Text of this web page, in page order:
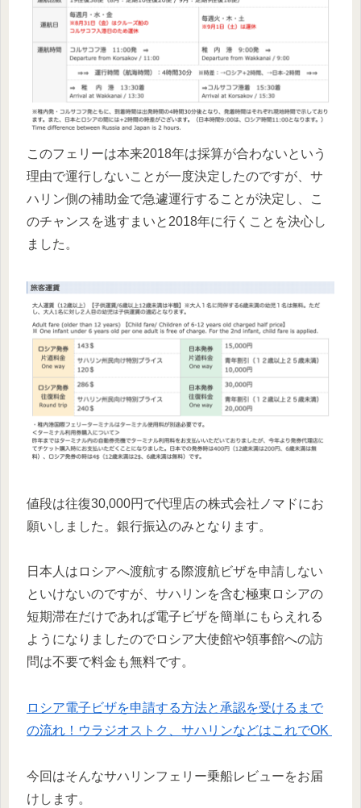
このフェリーは本来2018年は採算が合わないという
理由で運行しないことが一度決定したのですが、サ
ハリン側の補助金で急遽運行することが決定し、こ
のチャンスを逃すまいと2018年に行くことを決心し
ました。
値段は往復30,000円で代理店の株式会社ノマドにお
願いしました。銀行振込のみとなります。
日本人はロシアへ渡航する際渡航ビザを申請しない
といけないのですが、サハリンを含む極東ロシアの
短期滞在だけであれば電子ビザを簡単にもらえれる
ようになりましたのでロシア大使館や領事館への訪
問は不要で料金も無料です。
ロシア電子ビザを申請する方法と承認を受けるまで
の流れ！ウラジオストク、サハリンなどはこれでOK
今回はそんなサハリンフェリー乗船レビューをお届
けします。